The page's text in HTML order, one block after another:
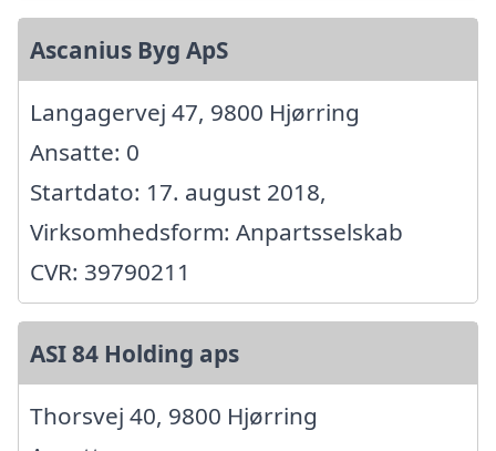
Ascanius Byg ApS
Langagervej 47, 9800 Hjørring
Ansatte: 0
Startdato: 17. august 2018,
Virksomhedsform: Anpartsselskab
CVR: 39790211
ASI 84 Holding aps
Thorsvej 40, 9800 Hjørring